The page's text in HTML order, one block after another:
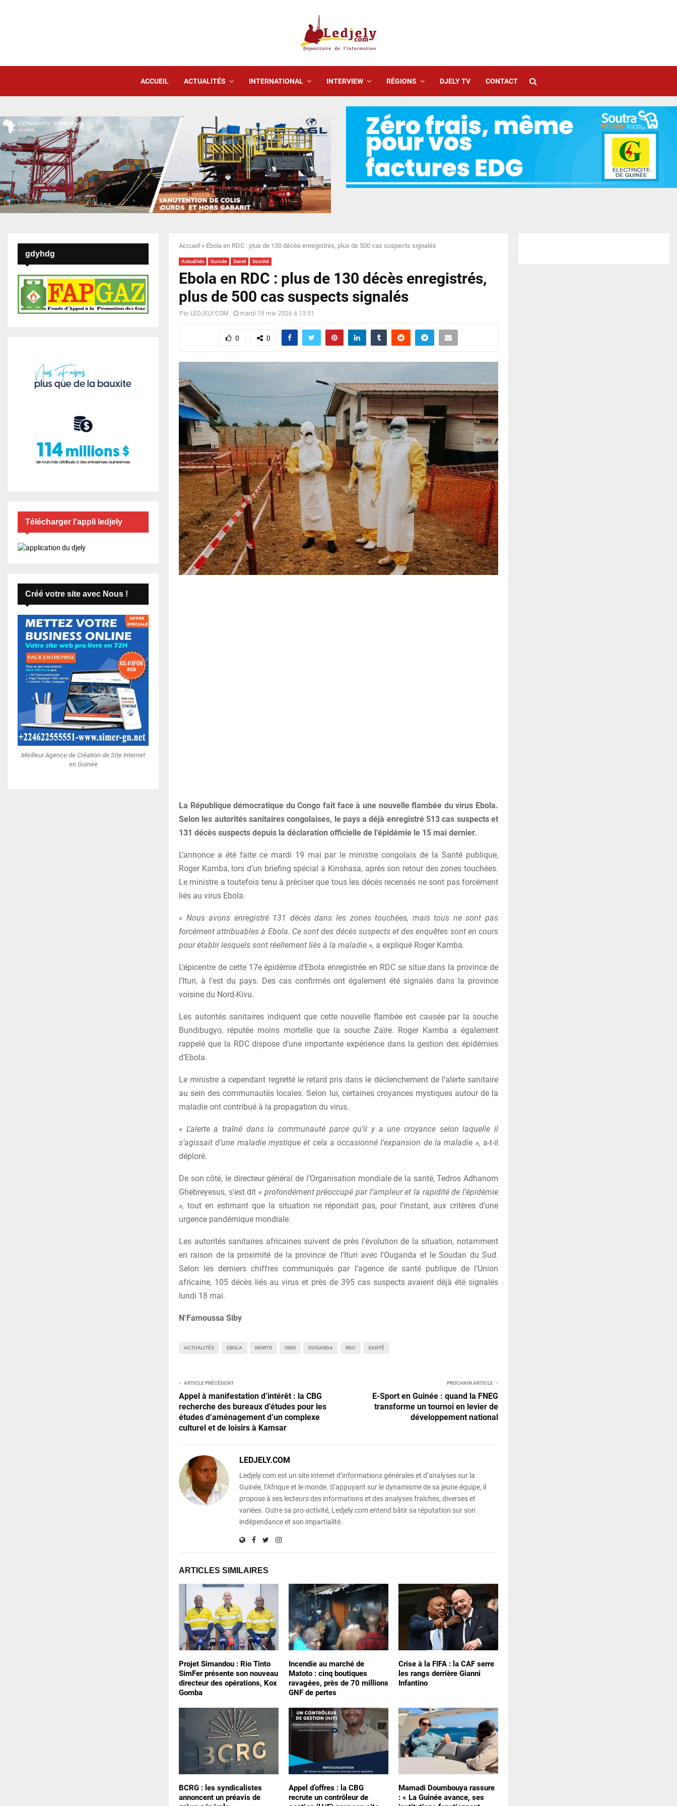
ACCUEIL ACTUALITÉS INTERNATIONAL INTERVIEW RÉGIONS DJELY TV CONTACT
Accueil » Ebola en RDC : plus de 130 décès enregistrés, plus de 500 cas suspects signalés
Actualités Guinée Santé Société
Ebola en RDC : plus de 130 décès enregistrés,
plus de 500 cas suspects signalés
Par LEDJELY.COM mardi 19 mai 2026 à 13:51
0 0
La République démocratique du Congo fait face à une nouvelle flambée du virus Ebola.
Selon les autorités sanitaires congolaises, le pays a déjà enregistré 513 cas suspects et
131 décès suspects depuis la déclaration officielle de l’épidémie le 15 mai dernier.
L’annonce a été faite ce mardi 19 mai par le ministre congolais de la Santé publique,
Roger Kamba, lors d’un briefing spécial à Kinshasa, après son retour des zones touchées.
Le ministre a toutefois tenu à préciser que tous les décès recensés ne sont pas forcément
liés au virus Ebola.
« Nous avons enregistré 131 décès dans les zones touchées, mais tous ne sont pas
forcément attribuables à Ebola. Ce sont des décès suspects et des enquêtes sont en cours
pour établir lesquels sont réellement liés à la maladie », a expliqué Roger Kamba.
L’épicentre de cette 17e épidémie d’Ebola enregistrée en RDC se situe dans la province de
l’Ituri, à l’est du pays. Des cas confirmés ont également été signalés dans la province
voisine du Nord-Kivu.
Les autorités sanitaires indiquent que cette nouvelle flambée est causée par la souche
Bundibugyo, réputée moins mortelle que la souche Zaïre. Roger Kamba a également
rappelé que la RDC dispose d’une importante expérience dans la gestion des épidémies
d’Ebola.
Le ministre a cependant regretté le retard pris dans le déclenchement de l’alerte sanitaire
au sein des communautés locales. Selon lui, certaines croyances mystiques autour de la
maladie ont contribué à la propagation du virus.
« L’alerte a traîné dans la communauté parce qu’il y a une croyance selon laquelle il
s’agissait d’une maladie mystique et cela a occasionné l’expansion de la maladie », a-t-il
déploré.
De son côté, le directeur général de l’Organisation mondiale de la santé,Tedros Adhanom
Ghebreyesus, s’est dit « profondément préoccupé par l’ampleur et la rapidité de l’épidémie
», tout en estimant que la situation ne répondait pas, pour l’instant, aux critères d’une
urgence pandémique mondiale.
Les autorités sanitaires africaines suivent de près l’évolution de la situation, notamment
en raison de la proximité de la province de l’Ituri avec l’Ouganda et le Soudan du Sud.
Selon les derniers chiffres communiqués par l’agence de santé publique de l’Union
africaine, 105 décès liés au virus et près de 395 cas suspects avaient déjà été signalés
lundi 18 mai.
N’Famoussa Siby
ACTUALITÉS EBOLA MORTS OMS OUGANDA RDC SANTÉ
ARTICLE PRÉCÉDENT
Appel à manifestation d’intérêt : la CBG
recherche des bureaux d’études pour les
études d’aménagement d’un complexe
culturel et de loisirs à Kamsar
PROCHAIN ARTICLE
E-Sport en Guinée : quand la FNEG
transforme un tournoi en levier de
développement national
LEDJELY.COM
Ledjely.com est un site internet d’informations générales et d’analyses sur la
Guinée, l’Afrique et le monde. S’appuyant sur le dynamisme de sa jeune équipe, il
propose à ses lecteurs des informations et des analyses fraîches, diverses et
variées. Outre sa pro-activité, Ledjely.com entend bâtir sa réputation sur son
indépendance et son impartialité.
ARTICLES SIMILAIRES
Projet Simandou : Rio Tinto
SimFer présente son nouveau
directeur des opérations, Kox
Gomba
Incendie au marché de
Matoto : cinq boutiques
ravagées, près de 70 millions
GNF de pertes
Crise à la FIFA : la CAF serre
les rangs derrière Gianni
Infantino
BCRG : les syndicalistes
annoncent un préavis de
Appel d’offres : la CBG
recrute un contrôleur de
Mamadi Doumbouya rassure
: « La Guinée avance, ses
gdyhdg
Télécharger l’appli ledjely
Créé votre site avec Nous !
Meilleur Agence de Création de Site Internet
en Guinée